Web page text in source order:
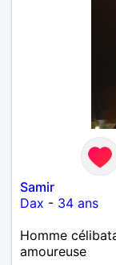
Samir
Dax - 34 ans
Homme
amoureuse